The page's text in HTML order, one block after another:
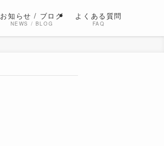
お知らせ / ブログ
NEWS / BLOG
よくある質問
FAQ